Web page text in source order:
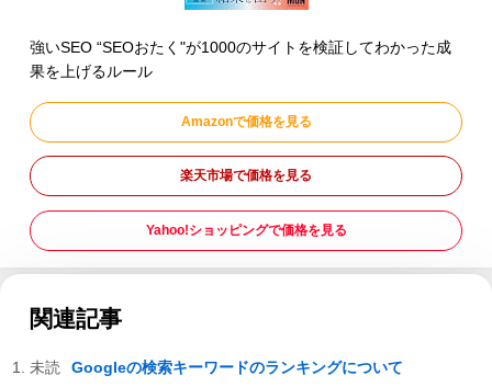
強いSEO “SEOおたく"が1000のサイトを検証してわかった成
果を上げるルール
Amazonで価格を見る
楽天市場で価格を見る
Yahoo!ショッピングで価格を見る
関連記事
Googleの検索キーワードのランキングについて